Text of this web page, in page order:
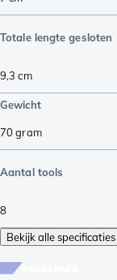
Totale lengte gesloten
9,3 cm
Gewicht
70gram
Aantal tools
8
Bekijk alle specificaties